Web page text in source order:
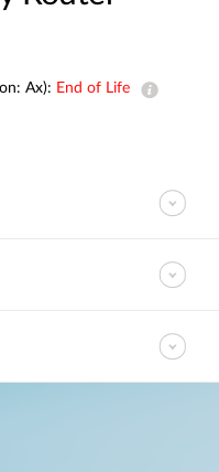
Ax): End of Life